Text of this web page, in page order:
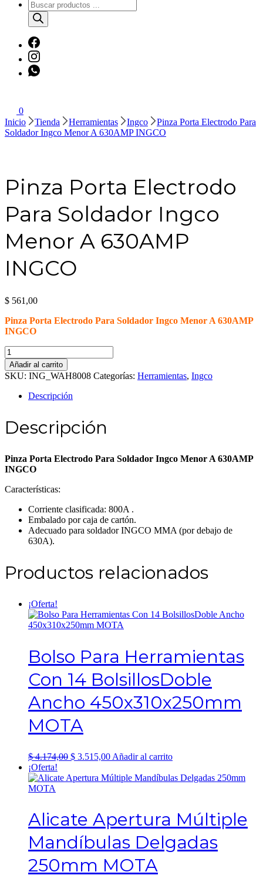
Búsqueda
de
productos
0
Inicio
Tienda Herramientas Ingco
Pinza Porta Electrodo Para
Soldador Ingco Menor A 630AMP INGCO
Pinza Porta Electrodo
Para Soldador Ingco
Menor A 630AMP
INGCO
$ 561,00
Pinza Porta Electrodo Para Soldador Ingco Menor A 630AMP
INGCO
Pinza
Porta
Electrodo
Para
Soldador
A
630AMP
cantidad
Añadir al carrito
SKU: ING_WAH8008 Categorías: Herramientas, Ingco
Descripción
Descripción
Pinza Porta Electrodo Para Soldador Ingco Menor A 630AMP
INGCO
Características:
Corriente clasificada: 800A .
Embalado por caja de cartón.
Adecuado para soldador INGCO MMA (por debajo de
630A).
Productos relacionados
¡Oferta!
Bolso Para Herramientas
Con 14 BolsillosDoble
Ancho 450x310x250mm
MOTA
$4.174,00 El
original
$ 3.515,00El
actual
Añadir al carrito
¡Oferta!
Alicate Apertura Múltiple
Mandíbulas Delgadas
250mm MOTA